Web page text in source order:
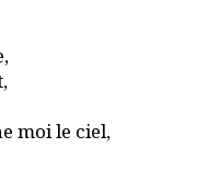
moi le ciel,